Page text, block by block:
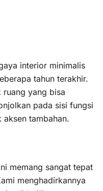
interior minimalis
tahun terakhir.
ruang yang bisa
pada sisi fungsi
tambahan.
memang sangat tepat
menghadirkannya